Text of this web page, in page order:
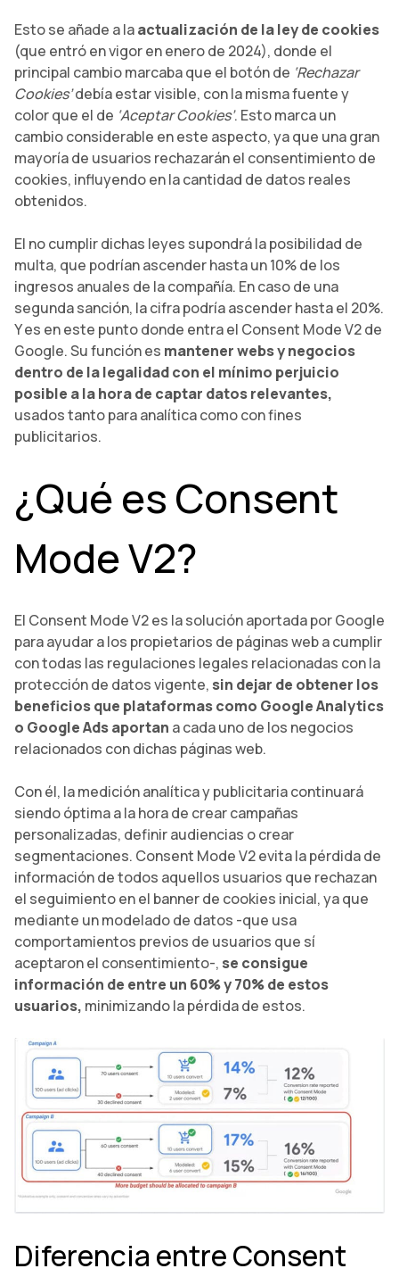
Esto se añade a laactualización de la ley de cookies
(que entró en vigor en enero de 2024), donde el
principal cambio marcaba que el botón de ‘Rechazar
Cookies’debía estar visible, con la misma fuente y
color que el de ‘Aceptar Cookies’. Esto marca un
cambio considerable en este aspecto, ya que una gran
mayoría de usuarios rechazarán el consentimiento de
cookies, influyendo en la cantidad de datos reales
obtenidos.
El no cumplir dichas leyes supondrá la posibilidad de
multa, que podrían ascender hasta un 10% de los
ingresos anuales de la compañía. En caso de una
segunda sanción, la cifra podría ascender hasta el 20%.
Y es en este punto donde entra el Consent Mode V2 de
Google. Su función es mantener webs y negocios
dentro de la legalidad con el mínimo perjuicio
posible a la hora de captar datos relevantes,
usados tanto para analítica como con fines
publicitarios.
¿Qué es Consent
Mode V2?
El Consent Mode V2 es la solución aportada por Google
para ayudar a los propietarios de páginas web a cumplir
con todas las regulaciones legales relacionadas con la
protección de datos vigente, sin dejar de obtener los
beneficios que plataformas como Google Analytics
o Google Ads aportan a cada uno de los negocios
relacionados con dichas páginas web.
Con él, la medición analítica y publicitaria continuará
siendo óptima a la hora de crear campañas
personalizadas, definir audiencias o crear
segmentaciones. Consent Mode V2 evita la pérdida de
información de todos aquellos usuarios que rechazan
el seguimiento en el banner de cookies inicial, ya que
mediante un modelado de datos -que usa
comportamientos previos de usuarios que sí
aceptaron el consentimiento-, se consigue
información de entre un 60% y 70% de estos
usuarios, minimizando la pérdida de estos.
Diferencia entre Consent